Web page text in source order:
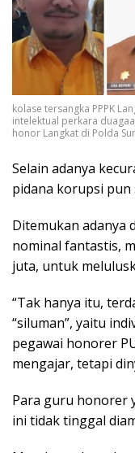
kolase tersangka PPPK
intelektual perkara
honor Langkat di Polda
Selain adanya
pidana korupsi pun
Ditemukan adanya
nominal fantastis,
juta, untuk
“Tak hanya itu,
“siluman”, yaitu
pegawai honorer
mengajar, tetapi
Para guru honorer
ini tidak tinggal